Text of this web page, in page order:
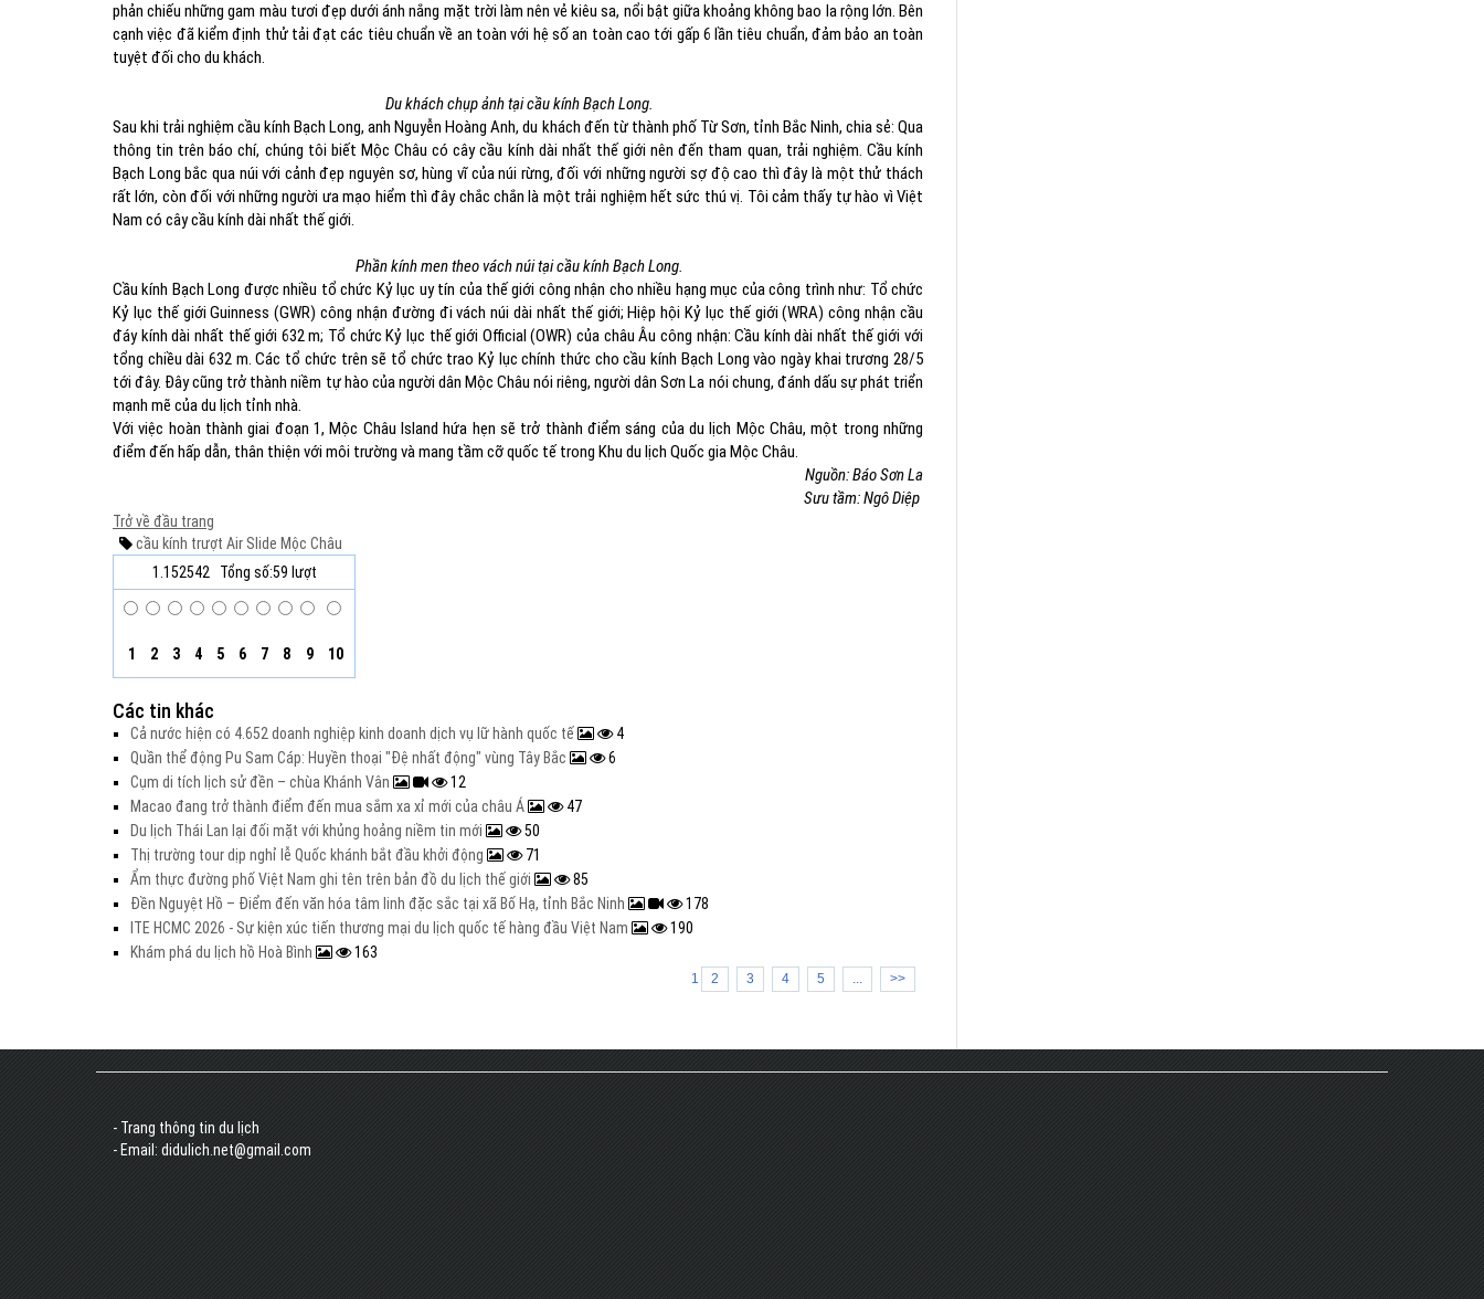
phản chiếu những gam màu tươi đẹp dưới ánh nắng mặt trời làm nên vẻ kiêu sa, nổi bật giữa khoảng không bao la rộng lớn. Bên
cạnh việc đã kiểm định thử tải đạt các tiêu chuẩn về an toàn với hệ số an toàn cao tới gấp 6 lần tiêu chuẩn, đảm bảo an toàn
tuyệt đối cho du khách.
Du khách chụp ảnh tại cầu kính Bạch Long.
Sau khi trải nghiệm cầu kính Bạch Long, anh Nguyễn Hoàng Anh, du khách đến từ thành phố Từ Sơn, tỉnh Bắc Ninh, chia sẻ: Qua
thông tin trên báo chí, chúng tôi biết Mộc Châu có cây cầu kính dài nhất thế giới nên đến tham quan, trải nghiệm. Cầu kính
Bạch Long bắc qua núi với cảnh đẹp nguyên sơ, hùng vĩ của núi rừng, đối với những người sợ độ cao thì đây là một thử thách
rất lớn, còn đối với những người ưa mạo hiểm thì đây chắc chắn là một trải nghiệm hết sức thú vị. Tôi cảm thấy tự hào vì Việt
Nam có cây cầu kính dài nhất thế giới.
Phần kính men theo vách núi tại cầu kính Bạch Long.
Cầu kính Bạch Long được nhiều tổ chức Kỷ lục uy tín của thế giới công nhận cho nhiều hạng mục của công trình như: Tổ chức
Kỷ lục thế giới Guinness (GWR) công nhận đường đi vách núi dài nhất thế giới; Hiệp hội Kỷ lục thế giới (WRA) công nhận cầu
đáy kính dài nhất thế giới 632 m; Tổ chức Kỷ lục thế giới Official (OWR) của châu Âu công nhận: Cầu kính dài nhất thế giới với
tổng chiều dài 632 m. Các tổ chức trên sẽ tổ chức trao Kỷ lục chính thức cho cầu kính Bạch Long vào ngày khai trương 28/5
tới đây. Đây cũng trở thành niềm tự hào của người dân Mộc Châu nói riêng, người dân Sơn La nói chung, đánh dấu sự phát triển
mạnh mẽ của du lịch tỉnh nhà.
Với việc hoàn thành giai đoạn 1, Mộc Châu Island hứa hẹn sẽ trở thành điểm sáng của du lịch Mộc Châu, một trong những
điểm đến hấp dẫn, thân thiện với môi trường và mang tầm cỡ quốc tế trong Khu du lịch Quốc gia Mộc Châu.
Nguồn: Báo Sơn La
Sưu tầm: Ngô Diệp
Trở về đầu trang
cầu kính trượt Air Slide Mộc Châu
1.152542
Tổng số:59 lượt
1 2 3 4 5 6 7 8 9 10
Các tin khác
Cả nước hiện có 4.652 doanh nghiệp kinh doanh dịch vụ lữ hành quốc tế
4
Quần thể động Pu Sam Cáp: Huyền thoại "Đệ nhất động" vùng Tây Bắc
6
Cụm di tích lịch sử đền – chùa Khánh Vân
12
Macao đang trở thành điểm đến mua sắm xa xỉ mới của châu Á
47
Du lịch Thái Lan lại đối mặt với khủng hoảng niềm tin mới
50
Thị trường tour dịp nghỉ lễ Quốc khánh bắt đầu khởi động
71
Ẩm thực đường phố Việt Nam ghi tên trên bản đồ du lịch thế giới
85
Đền Nguyệt Hồ – Điểm đến văn hóa tâm linh đặc sắc tại xã Bố Hạ, tỉnh Bắc Ninh
178
ITE HCMC 2026 - Sự kiện xúc tiến thương mại du lịch quốc tế hàng đầu Việt Nam
190
Khám phá du lịch hồ Hoà Bình
163
1 2 3 4 5 ... >>
- Trang thông tin du lịch
- Email: didulich.net@gmail.com